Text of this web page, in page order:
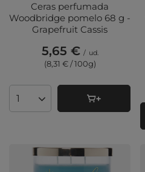
Ceras perfumada
Woodbridge pomelo 68 g -
Grapefruit Cassis
5,65 € / ud.
(8,31 € / 100g)
Cantidad de productos